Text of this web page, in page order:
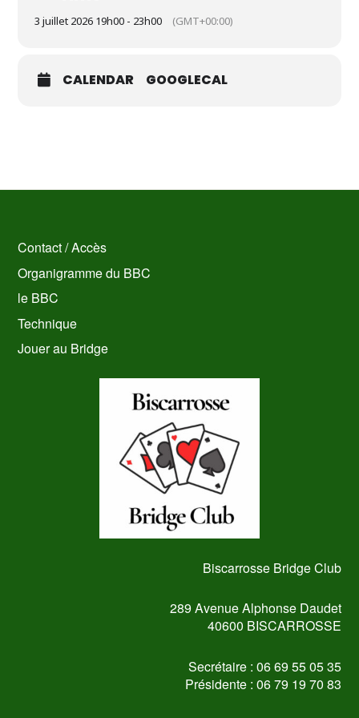
3 juillet 2026 19h00 - 23h00 (GMT+00:00)
CALENDAR GOOGLECAL
Contact / Accès
Organigramme du BBC
le BBC
Technique
Jouer au Bridge
Biscarrosse Bridge Club
289 Avenue Alphonse Daudet
40600 BISCARROSSE
Secrétaire : 06 69 55 05 35
Présidente : 06 79 19 70 83